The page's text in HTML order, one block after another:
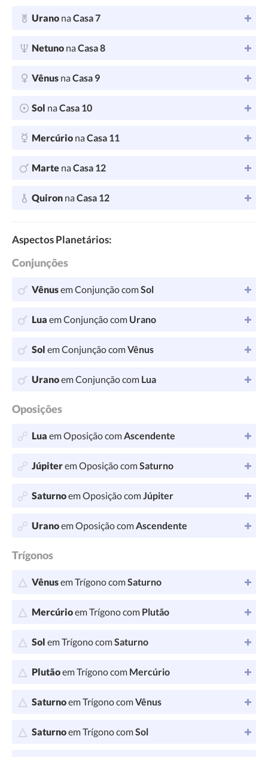
Urano naCasa 7
Netuno naCasa 8
Vênus naCasa 9
Sol naCasa 10
Mercúrio naCasa 11
Marte naCasa 12
Quiron naCasa 12
Aspectos Planetários:
Conjunções
Vênusem Conjunção comSol
Lua em Conjunção com Urano
Sol em Conjunção comVênus
Uranoem Conjunção com Lua
Oposições
Lua em Oposição comAscendente
Júpiterem Oposição comSaturno
Saturnoem Oposição comJúpiter
Uranoem Oposição comAscendente
Trígonos
Vênusem Trígono comSaturno
Mercúrioem Trígono com Plutão
Sol em Trígono comSaturno
Plutãoem Trígono com Mercúrio
Saturnoem Trígono comVênus
Saturnoem Trígono comSol